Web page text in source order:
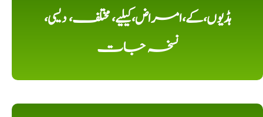
ہڈیوں،کے،امراض،کیلیے، مختلف، دیسی،
نسخہ جات